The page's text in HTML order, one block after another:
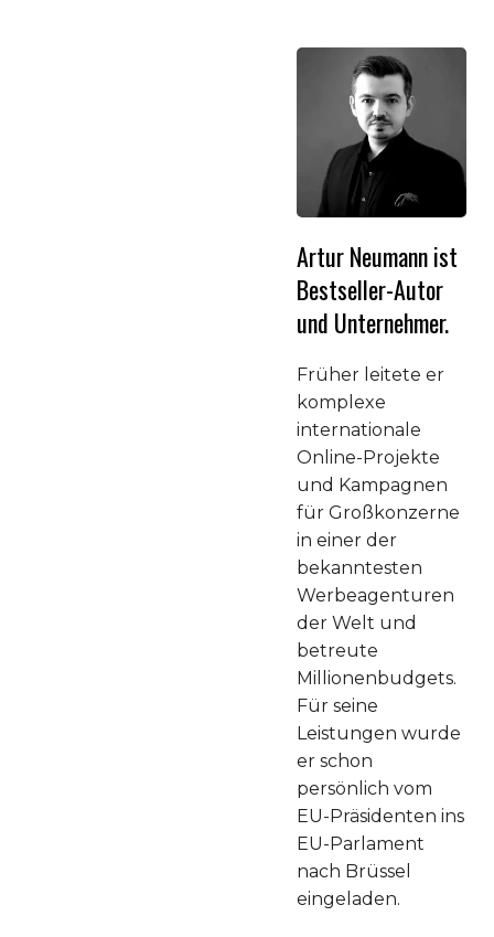
Artur Neumann ist
Bestseller-Autor
und Unternehmer.
Früher leitete er
komplexe
internationale
Online-Projekte
und Kampagnen
für Großkonzerne
in einer der
bekanntesten
Werbeagenturen
der Welt und
betreute
Millionenbudgets.
Für seine
Leistungen wurde
er schon
persönlich vom
EU-Präsidenten ins
EU-Parlament
nach Brüssel
eingeladen.